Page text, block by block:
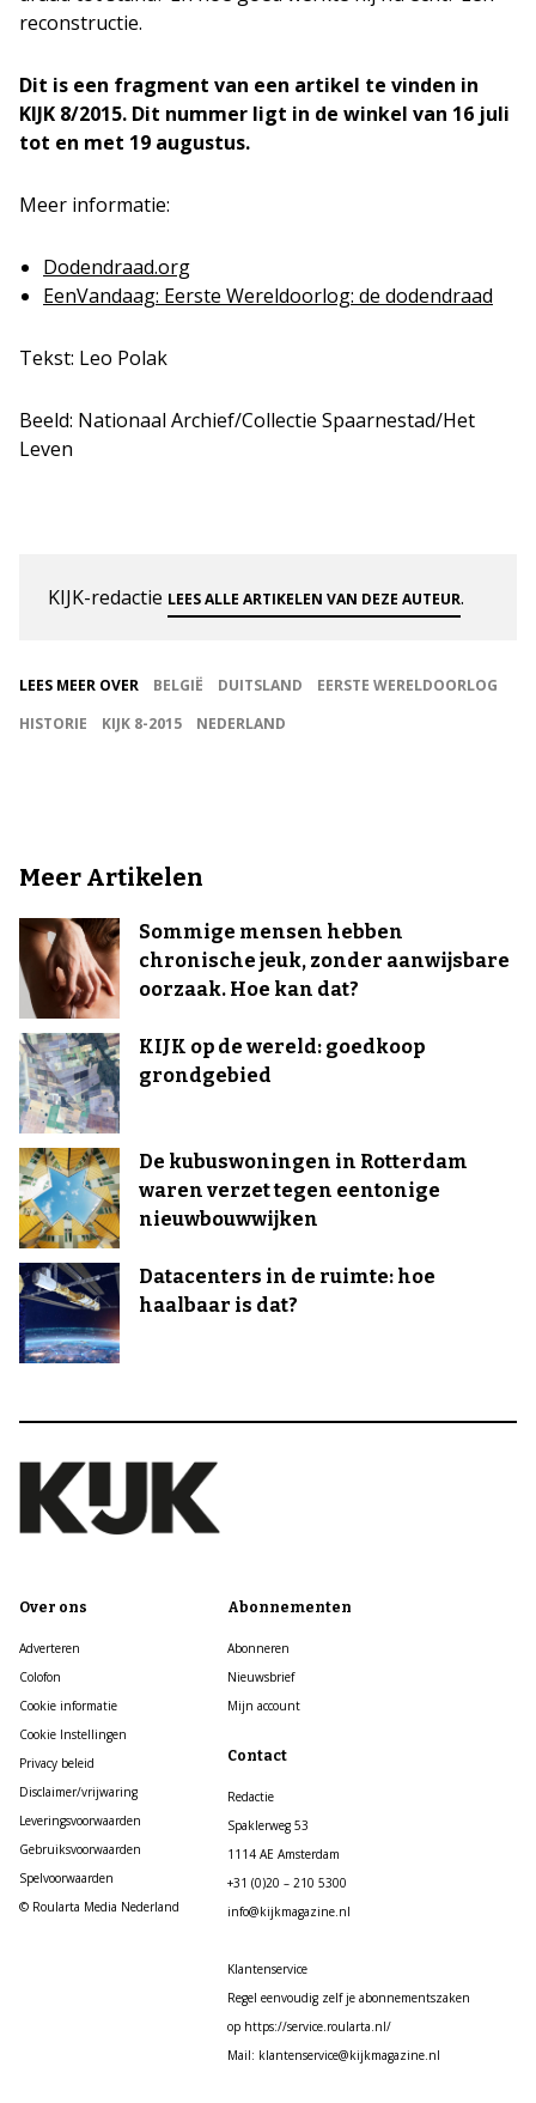
reconstructie.
Dit is een fragment van een artikel te vinden in
KIJK 8/2015. Dit nummer ligt in de winkel van 16 juli
tot en met 19 augustus.
Meer informatie:
Dodendraad.org
EenVandaag: Eerste Wereldoorlog: de dodendraad
Tekst: Leo Polak
Beeld: Nationaal Archief/Collectie Spaarnestad/Het
Leven
KIJK-redactie LEES ALLE ARTIKELEN VAN DEZE AUTEUR.
LEES MEER OVER BELGIË DUITSLAND
EERSTE WERELDOORLOG
HISTORIE
KIJK 8-2015 NEDERLAND
Meer Artikelen
Sommige mensen hebben
chronische jeuk, zonder aanwijsbare
oorzaak. Hoe kan dat?
KIJK op de wereld: goedkoop
grondgebied
De kubuswoningen in Rotterdam
waren verzet tegen eentonige
nieuwbouwwijken
Datacenters in de ruimte: hoe
haalbaar is dat?
Over ons
Adverteren
Colofon
Cookie informatie
Cookie Instellingen
Privacy beleid
Disclaimer/vrijwaring
Leveringsvoorwaarden
Gebruiksvoorwaarden
Spelvoorwaarden
© Roularta Media Nederland
Abonnementen
Abonneren
Nieuwsbrief
Mijn account
Contact
Redactie
Spaklerweg 53
1114 AE Amsterdam
+31 (0)20 – 210 5300
info@kijkmagazine.nl
Klantenservice
Regel eenvoudig zelf je abonnementszaken
op https://service.roularta.nl/
Mail: klantenservice@kijkmagazine.nl